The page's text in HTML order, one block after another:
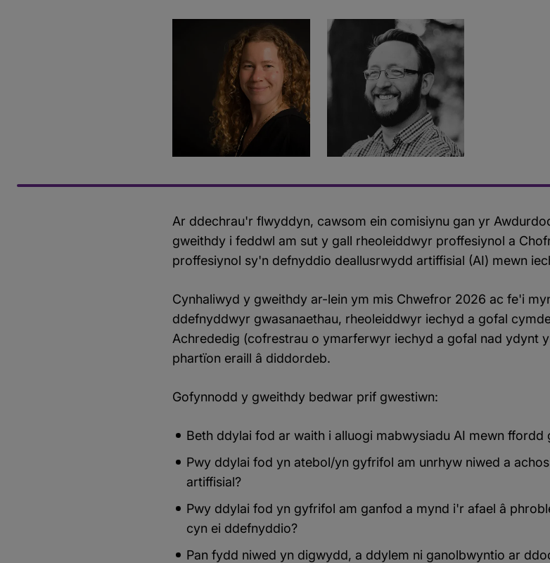
Ar ddechrau'r flwyddyn, cawsom ein comisiynu gan yr
gweithdy i feddwl am sut y gall rheoleiddwyr proffesiynol a
proffesiynol sy'n defnyddio deallusrwydd artiffisial (AI) mewn
Cynhaliwyd y gweithdy ar-lein ym mis Chwefror 2026 ac fe'i
ddefnyddwyr gwasanaethau, rheoleiddwyr iechyd a gofal
Achrededig (cofrestrau o ymarferwyr iechyd a gofal nad ydynt
phartïon eraill â diddordeb.
Gofynnodd y gweithdy bedwar prif gwestiwn:
Beth ddylai fod ar waith i alluogi mabwysiadu AI mewn ffordd
Pwy ddylai fod yn atebol/yn gyfrifol am unrhyw niwed a
artiffisial?
Pwy ddylai fod yn gyfrifol am ganfod a mynd i'r afael â
cyn ei ddefnyddio?
Pan fydd niwed yn digwydd, a ddylem ni ganolbwyntio ar